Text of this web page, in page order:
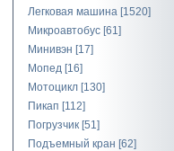
Легковая машина [1520]
Микроавтобус [61]
Минивэн [17]
Мопед [16]
Мотоцикл [130]
Пикап [112]
Погрузчик [51]
Подъемный кран [62]